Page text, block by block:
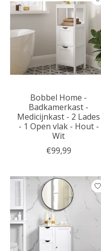
Bobbel Home -
Badkamerkast -
Medicijnkast - 2 Lades
- 1 Open vlak - Hout -
Wit
€99,99